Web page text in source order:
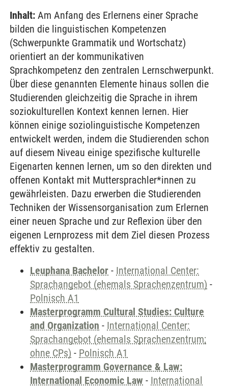
Inhalt: Am Anfang des Erlernens einer Sprache
bilden die linguistischen Kompetenzen
(Schwerpunkte Grammatik und Wortschatz)
orientiert an der kommunikativen
Sprachkompetenz den zentralen Lernschwerpunkt.
Über diese genannten Elemente hinaus sollen die
Studierenden gleichzeitig die Sprache in ihrem
soziokulturellen Kontext kennen lernen. Hier
können einige soziolinguistische Kompetenzen
entwickelt werden, indem die Studierenden schon
auf diesem Niveau einige spezifische kulturelle
Eigenarten kennen lernen, um so den direkten und
offenen Kontakt mit Muttersprachler*innen zu
gewährleisten. Dazu erwerben die Studierenden
Techniken der Wissensorganisation zum Erlernen
einer neuen Sprache und zur Reflexion über den
eigenen Lernprozess mit dem Ziel diesen Prozess
effektiv zu gestalten.
Leuphana Bachelor - International Center:
Sprachangebot (ehemals Sprachenzentrum) -
Polnisch A1
Masterprogramm Cultural Studies: Culture
and Organization - International Center:
Sprachangebot (ehemals Sprachenzentrum;
ohne CPs) - Polnisch A1
Masterprogramm Governance & Law:
International Economic Law - International